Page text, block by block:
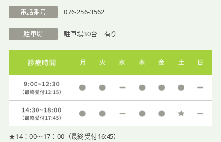
電話番号
076-256-3562
駐車場 駐車場30台 有り
★14：00〜17：00（最終受付16:45）